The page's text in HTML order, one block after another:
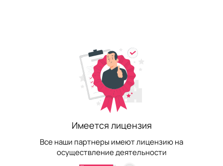
Имеется лицензия
Все наши партнеры имеют лицензию на
осуществление деятельности